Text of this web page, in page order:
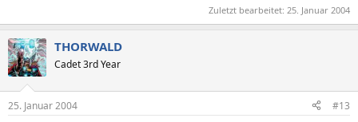
Zuletzt bearbeitet: 25. Januar 2004
THORWALD
Cadet 3rd Year
25. Januar 2004 #13